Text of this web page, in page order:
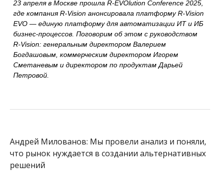
23 апреля в Москве прошла R-EVOlution Conference 2025,
где компания R‑Vision анонсировала платформу R-Vision
EVO — единую платформу для автоматизации ИТ и ИБ
бизнес-процессов. Поговорим об этом с руководством
R‑Vision: генеральным директором Валерием
Богдашовым, коммерческим директором Игорем
Сметаневым и директором по продуктам Дарьей
Петровой.
Андрей Милованов: Мы провели анализ и поняли,
что рынок нуждается в создании альтернативных
решений